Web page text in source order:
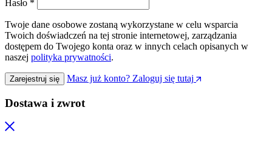
Hasło *
Twoje dane osobowe zostaną wykorzystane w celu wsparcia
Twoich doświadczeń na tej stronie internetowej, zarządzania
dostępem do Twojego konta oraz w innych celach opisanych w
naszej polityka prywatności.
Zarejestruj się Masz już konto? Zaloguj się tutaj
Dostawa i zwrot